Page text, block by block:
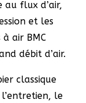
au flux d’air,
et les
air BMC
débit d’air.
classique
le